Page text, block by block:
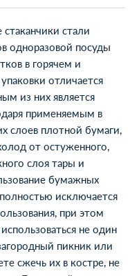
стали
одноразовой посуды
в горячем и
отличается
из них является
применяемым в
слоев плотной бумаги,
от остуженного,
слоя тары и
бумажных
исключается
при этом
не один
пикник или
сжечь их в костре, не